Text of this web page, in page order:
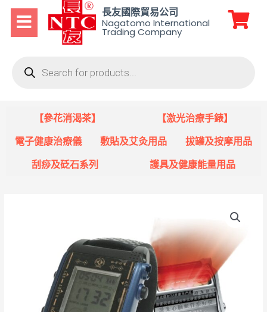
長友國際貿易公司
Nagatomo International
Trading Company
【參花消渴茶】
【激光治療手錶】
電子健康治療儀
敷貼及艾灸用品
拔罐及按摩用品
刮痧及砭石系列
護具及健康能量用品